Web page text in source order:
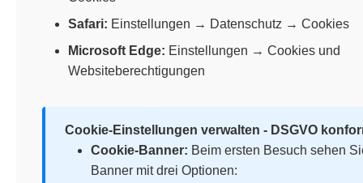
Safari: Einstellungen → Datenschutz → Cookies
Microsoft Edge: Einstellungen → Cookies und
Websiteberechtigungen
Cookie-Einstellungen verwalten - DSGVO
Cookie-Banner: Beim ersten Besuch sehen
Banner mit drei Optionen: